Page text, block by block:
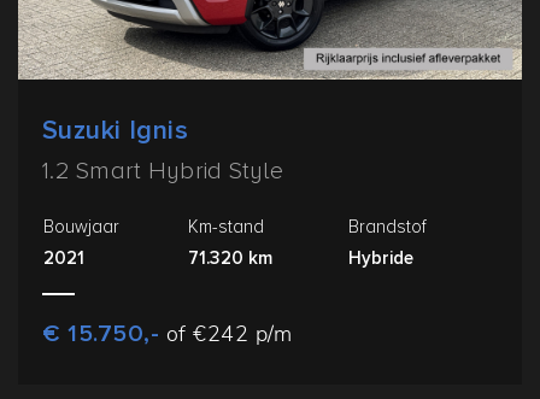
Suzuki Ignis
1.2 Smart Hybrid Style
Bouwjaar
2021
Km-stand
71.320 km
Brandstof
Hybride
€ 15.750,- of €242 p/m